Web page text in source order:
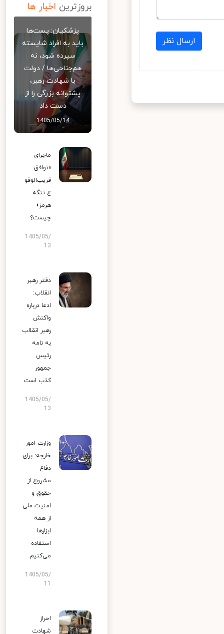
ارسال نظر
بروزترین اخبار ها
پزشکیان: پست‌ها
باید به افراد شایسته
سپرده شود، نه
هم‌جناحی‌ها / دولت
با شهادت رهبر،
پشتوانه بزرگی را از
دست داد
1405/05/14
ماجرای
«توافق
قریب‌الوقو
ع تنگه
هرمز»
چیست؟
1405/05/
13
دفتر رهبر
انقلاب:
ادعا درباره
واکنش
رهبر انقلاب
به نامه
رئیس
جمهور
کذب است
1405/05/
13
وزارت امور
خارجه: برای
دفاع
مشروع از
حقوق و
امنیت ملی
از همه
ابزارها
استفاده
می‌کنیم
1405/05/
احراز
شهادت